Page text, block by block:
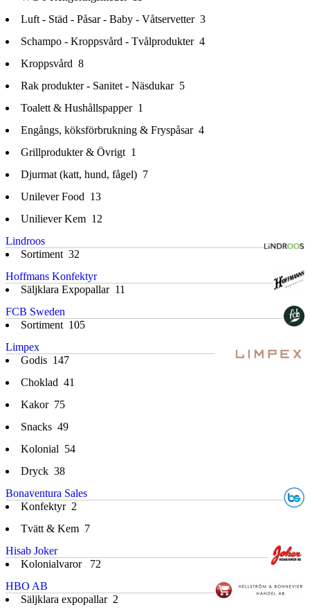
Luft - Städ - Påsar - Baby - Våtservetter 3
Schampo - Kroppsvård - Tvålprodukter 4
Kroppsvård 8
Rak produkter - Sanitet - Näsdukar 5
Toalett & Hushållspapper 1
Engångs, köksförbrukning & Fryspåsar 4
Grillprodukter & Övrigt 1
Djurmat (katt, hund, fågel) 7
Unilever Food 13
Uniliever Kem 12
Lindroos
Sortiment 32
Hoffmans Konfektyr
Säljklara Expopallar 11
FCB Sweden
Sortiment 105
Limpex
Godis 147
Choklad 41
Kakor 75
Snacks 49
Kolonial 54
Dryck 38
Bonaventura Sales
Konfektyr 2
Tvätt & Kem 7
Hisab Joker
Kolonialvaror
72
HBO AB
Säljklara expopallar 2